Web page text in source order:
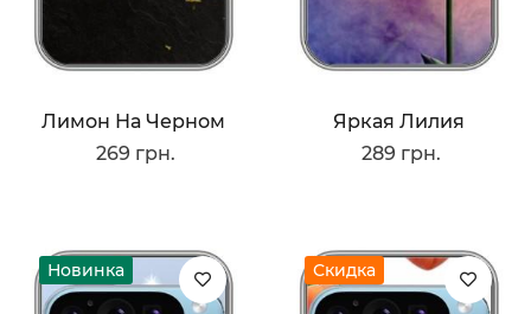
Лимон На Черном
269 грн.
Яркая Лилия
289 грн.
Новинка Скидка